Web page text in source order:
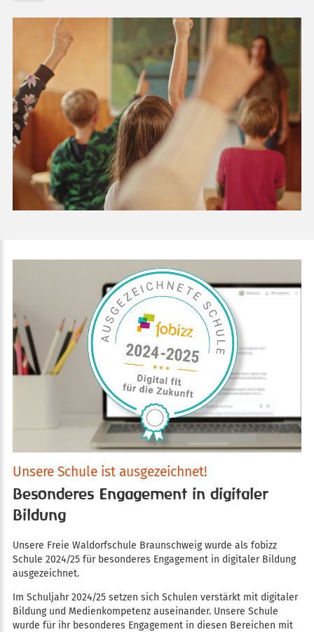
Unsere Schule ist ausgezeichnet!
Besonderes Engagement in digitaler
Bildung
Unsere Freie Waldorfschule Braunschweig wurde als fobizz
Schule 2024/25 für besonderes Engagement in digitaler Bildung
ausgezeichnet.
Im Schuljahr 2024/25 setzen sich Schulen verstärkt mit digitaler
Bildung und Medienkompetenz auseinander. Unsere Schule
wurde für ihr besonderes Engagement in diesen Bereichen mit